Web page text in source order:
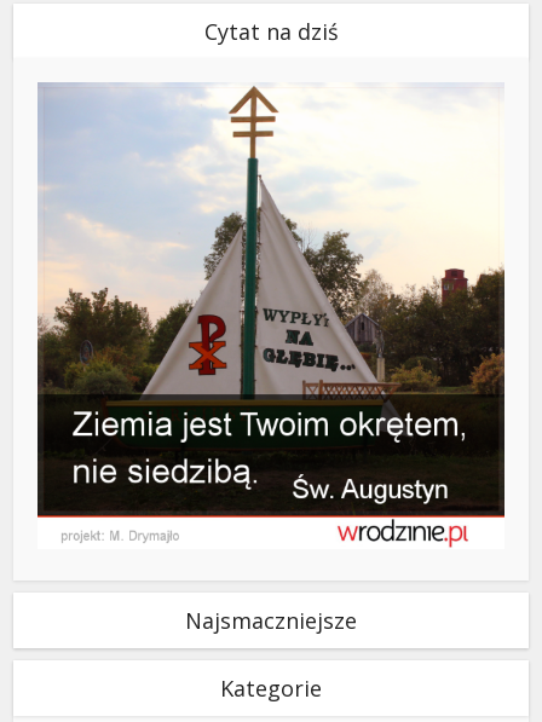
Cytat na dziś
Najsmaczniejsze
Kategorie